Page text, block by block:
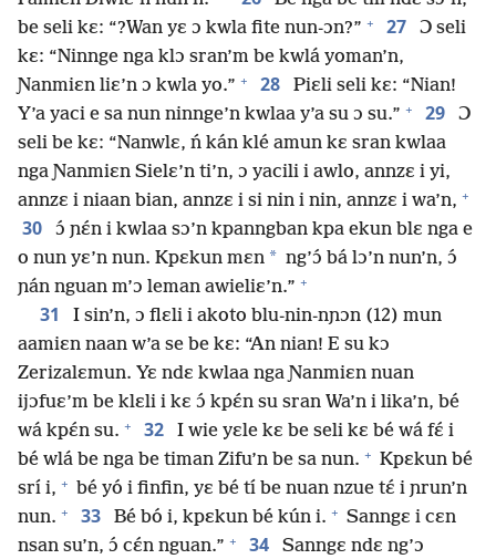
be seli kɛ: “?Wan yɛ ɔ kwla fite nun-ɔn?” + 27
Ɔ seli
kɛ: “Ninnge nga klɔ sran’m be kwlá yoman’n,
Ɲanmiɛn liɛ’n ɔ kwla yo.” + 28
Piɛli seli kɛ: “Nian!
Y’a yaci e sa nun ninnge’n kwlaa y’a su ɔ su.” + 29
Ɔ
seli be kɛ: “Nanwlɛ, ń kán klé amun kɛ sran kwlaa
nga Ɲanmiɛn Sielɛ’n ti’n, ɔ yacili i awlo, annzɛ i yi,
annzɛ i niaan bian, annzɛ i si nin i nin, annzɛ i wa’n, +
30
ɔ́ ɲɛ́n i kwlaa sɔ’n kpanngban kpa ekun blɛ nga e
o nun yɛ’n nun. Kpɛkun mɛn * ng’ɔ́ bá lɔ’n nun’n, ɔ́
ɲán nguan m’ɔ leman awieliɛ’n.” +
31
I sin’n, ɔ flɛli i akoto blu-nin-nɲɔn (12) mun
aamiɛn naan w’a se be kɛ: “An nian! E su kɔ
Zerizalɛmun. Yɛ ndɛ kwlaa nga Ɲanmiɛn nuan
ijɔfuɛ’m be klɛli i kɛ ɔ́ kpɛ́n su sran Wa’n i lika’n, bé
wá kpɛ́n su. + 32
I wie yɛle kɛ be seli kɛ bé wá fɛ́ i
bé wlá be nga be timan Zifu’n be sa nun. + Kpɛkun bé
srí i, + bé yó i finfin, yɛ bé tí be nuan nzue tɛ́ i ɲrun’n
nun. + 33 Bé bó i, kpɛkun bé kún i. + Sanngɛ i cɛn
nsan su’n, ɔ́ cɛ́n nguan.” + 34
Sanngɛ ndɛ ng’ɔ